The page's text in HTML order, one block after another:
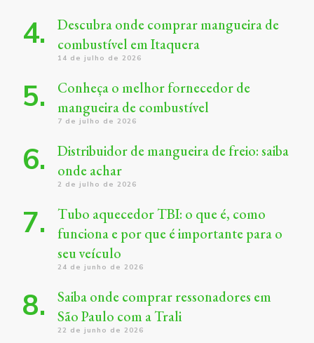
Descubra onde comprar mangueira de
combustível em Itaquera
14 de julho de 2026
Conheça o melhor fornecedor de
mangueira de combustível
7 de julho de 2026
Distribuidor de mangueira de freio: saiba
onde achar
2 de julho de 2026
Tubo aquecedor TBI: o que é, como
funciona e por que é importante para o
seu veículo
24 de junho de 2026
Saiba onde comprar ressonadores em
São Paulo com a Trali
22 de junho de 2026